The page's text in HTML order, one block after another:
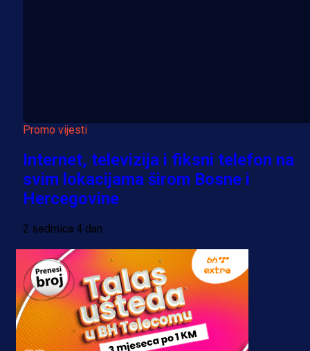
Promo vijesti
Internet, televizija i fiksni telefon na
svim lokacijama širom Bosne i
Hercegovine
2 sedmica 4 dan